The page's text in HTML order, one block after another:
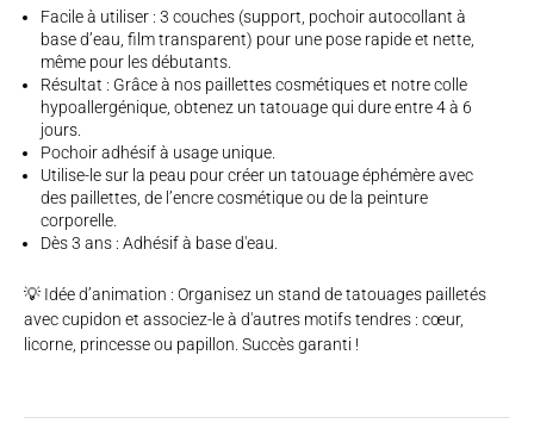
Facile à utiliser : 3 couches (support, pochoir autocollant à
base d’eau, film transparent) pour une pose rapide et nette,
même pour les débutants.
Résultat : Grâce à nos paillettes cosmétiques et notre colle
hypoallergénique, obtenez un tatouage qui dure entre 4 à 6
jours.
Pochoir adhésif à usage unique.
Utilise-le sur la peau pour créer un tatouage éphémère avec
des paillettes, de l’encre cosmétique ou de la peinture
corporelle.
Dès 3 ans : Adhésif à base d'eau.
💡 Idée d’animation : Organisez un stand de tatouages pailletés
avec cupidon et associez-le à d'autres motifs tendres : cœur,
licorne, princesse ou papillon. Succès garanti !